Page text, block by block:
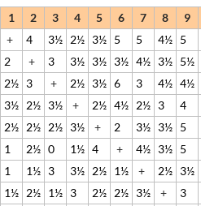
1 2 3 4 5 6 7 8 9
+ 4 3½ 2½ 3½ 5 5 4½ 5
2 + 3 3½ 3½ 3½ 4½ 3½ 5½
2½ 3 + 2½ 3½ 6 3 4½ 4½
3½ 2½ 3½ + 2½ 4½ 2½ 3 4
2½ 2½ 2½ 3½ + 2 3½ 3½ 5
1 2½ 0 1½ 4 + 4½ 3½ 5
1 1½ 3 3½ 2½ 1½ + 2½ 3½
1½ 2½ 1½ 3 2½ 2½ 3½ + 3